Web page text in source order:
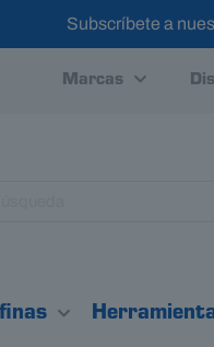
Subscríbete a
Marcas